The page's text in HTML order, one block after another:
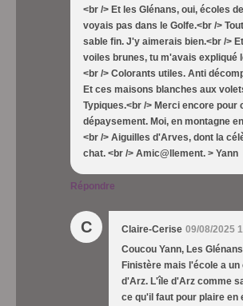
<br /> Et les Glénans, oui, écoles
voyais pas dans le Golfe.<br />
sable fin. J'y aimerais bien.<br />
voiles brunes, tu m'avais expliqué
<br /> Colorants utiles. Anti
Et ces maisons blanches aux
Typiques.<br /> Merci encore pour
dépaysement. Moi, en montagne
<br /> Aiguilles d'Arves, dont la
chat. <br /> Amic@llement. > Yann
Répondre
C Claire-Cerise 09/08/2025
Coucou Yann, Les
Finistère mais l'école a
d'Arz. L'île d'Arz comme
ce qu'il faut pour plaire en